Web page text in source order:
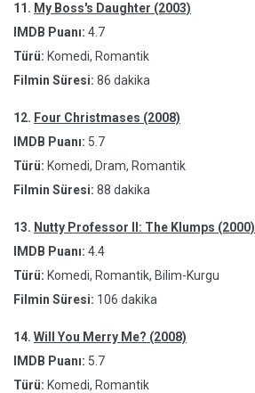
11. My Boss's Daughter (2003)
IMDB Puanı: 4.7
Türü: Komedi, Romantik
Filmin Süresi: 86 dakika
12. Four Christmases (2008)
IMDB Puanı: 5.7
Türü: Komedi, Dram, Romantik
Filmin Süresi: 88 dakika
13. Nutty Professor II: The Klumps (2000)
IMDB Puanı: 4.4
Türü: Komedi, Romantik, Bilim-Kurgu
Filmin Süresi: 106 dakika
14. Will You Merry Me? (2008)
IMDB Puanı: 5.7
Türü: Komedi, Romantik